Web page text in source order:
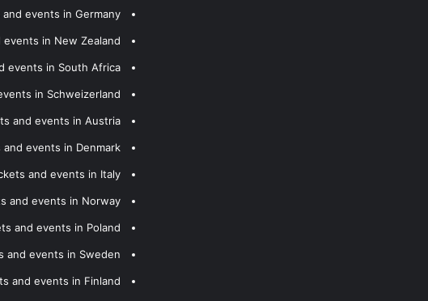
and events in Germany
events in New Zealand
events in South Africa
in Schweizerland
and events in Austria
and events in Denmark
and events in Italy
and events in Norway
and events in Poland
and events in Sweden
and events in Finland